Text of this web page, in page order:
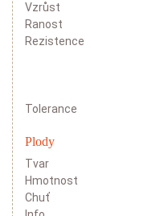
Vzrůst
Ranost
Rezistence
Tolerance
Plody
Tvar
Hmotnost
Chuť